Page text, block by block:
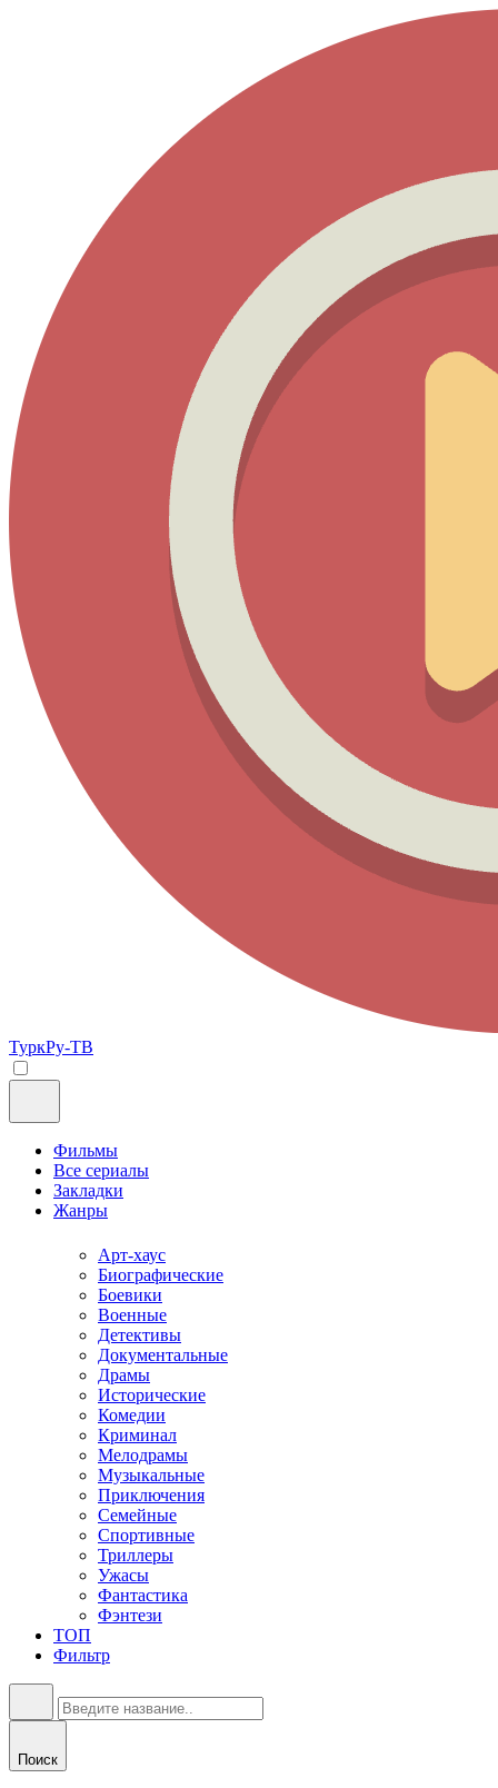
ТуркРу-ТВ
Фильмы
Все сериалы
Закладки
Жанры
Арт-хаус
Биографические
Боевики
Военные
Детективы
Документальные
Драмы
Исторические
Комедии
Криминал
Мелодрамы
Музыкальные
Приключения
Семейные
Спортивные
Триллеры
Ужасы
Фантастика
Фэнтези
ТОП
Фильтр
Поиск